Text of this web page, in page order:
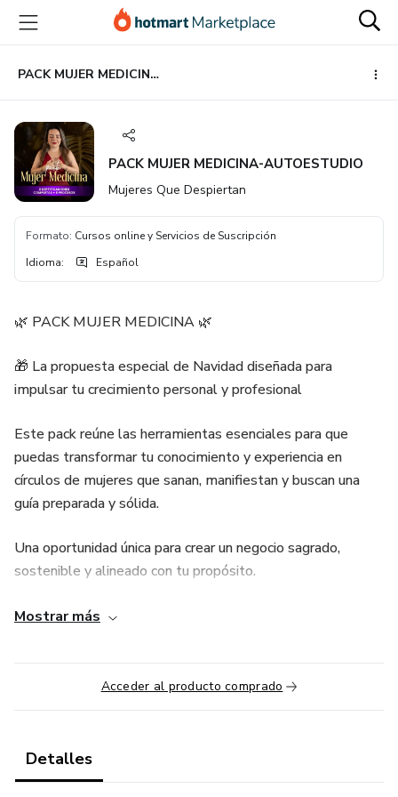
principal
página
de
página
PACK MUJER MEDICINA-AUTOESTUDIO
PACK MUJER MEDICINA-AUTOESTUDIO
Mujeres Que Despiertan
Formato: Cursos online y Servicios de Suscripción
Idioma: Español
🌿 PACK MUJER MEDICINA 🌿
🎁 La propuesta especial de Navidad diseñada para
impulsar tu crecimiento personal y profesional
Este pack reúne las herramientas esenciales para que
puedas transformar tu conocimiento y experiencia en
círculos de mujeres que sanan, manifiestan y buscan una
guía preparada y sólida.
Una oportunidad única para crear un negocio sagrado,
sostenible y alineado con tu propósito.
📘 Incluye:
• 2 Certificaciones completas
⭐Acceso 10 en 1 — Esta oferta no volverá a repetirse
Mostrar más
Acceder al producto comprado
Detalles